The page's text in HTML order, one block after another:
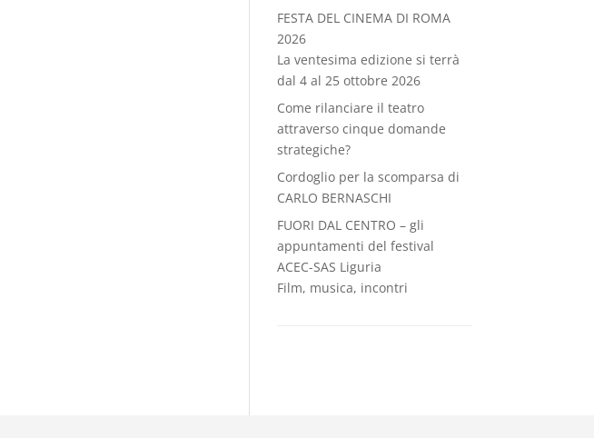
FESTA DEL CINEMA DI ROMA
2026
La ventesima edizione si terrà
dal 4 al 25 ottobre 2026
Come rilanciare il teatro
attraverso cinque domande
strategiche?
Cordoglio per la scomparsa di
CARLO BERNASCHI
FUORI DAL CENTRO – gli
appuntamenti del festival
ACEC-SAS Liguria
Film, musica, incontri